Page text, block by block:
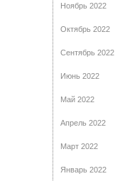
Ноябрь 2022
Октябрь 2022
Сентябрь 2022
Июнь 2022
Май 2022
Апрель 2022
Март 2022
Январь 2022